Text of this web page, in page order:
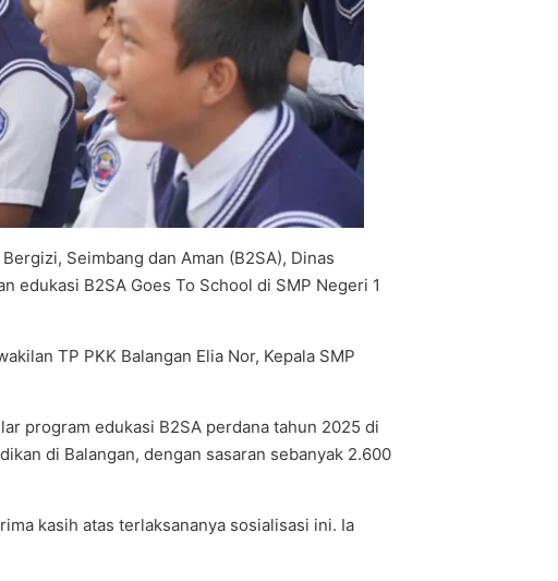
Seimbang dan Aman (B2SA), Dinas
edukasi B2SA Goes To School di SMP Negeri 1
TP PKK Balangan Elia Nor, Kepala SMP
program edukasi B2SA perdana tahun 2025 di
di Balangan, dengan sasaran sebanyak 2.600
kasih atas terlaksananya sosialisasi ini. Ia